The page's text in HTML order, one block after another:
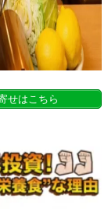
せはこちら